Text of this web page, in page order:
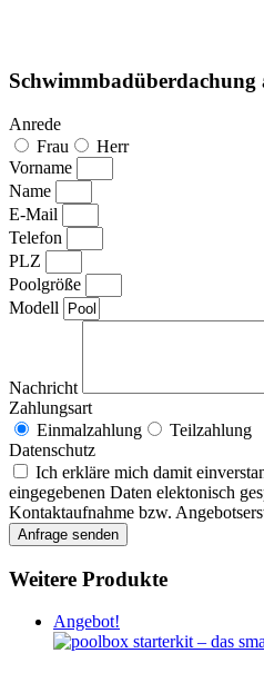
Schwimmbadüberdachung
Anrede
Frau
Herr
Vorname
Name
E-Mail
Telefon
PLZ
Poolgröße
Modell
Nachricht
Zahlungsart
Einmalzahlung
Teilzahlung
Datenschutz
Ich erkläre mich damit
eingegebenen Daten elektonisch
Kontaktaufnahme bzw.
Anfrage senden
Weitere Produkte
Angebot!